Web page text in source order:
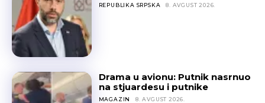
REPUBLIKA SRPSKA 8. AVGUST 2026.
Drama u avionu: Putnik nasrnuo
na stjuardesu i putnike
MAGAZIN 8. AVGUST 2026.